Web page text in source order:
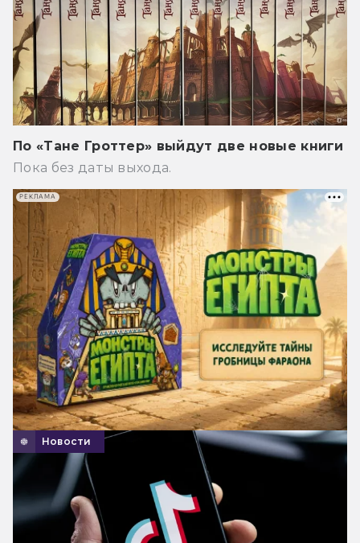
По «Тане Гроттер» выйдут две новые книги
Пока без даты выхода.
Новости
РЕКЛАМА